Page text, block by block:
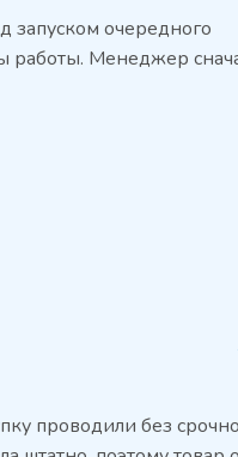
запуском очередного
работы. Менеджер
проводили без